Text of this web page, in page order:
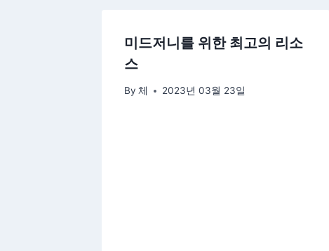
미드저니를 위한 최고의 리소
스
By 체 2023년 03월 23일